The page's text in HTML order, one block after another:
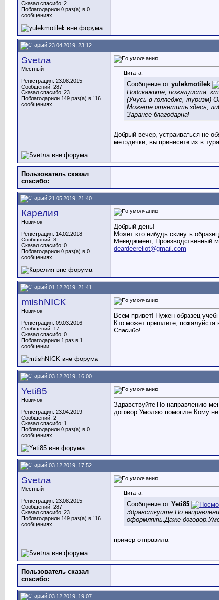
Сказал спасибо: 2
Поблагодарили 0 раз(а) в 0
сообщениях
23.04.2019, 23:12
Svetла
Местный
Регистрация: 23.08.2015
Сообщений: 287
Сказал спасибо: 23
Поблагодарили 149 раз(а) в 116
сообщениях
Цитата:
Сообщение от yulekmotilek
Подскажите, пожалуйста,
(Учусь в колледже, туризм)
Можете ответить здесь,
Заранее благодарна!
Добрый вечер, устраиваться не
методички, вы принесете их в
Пользователь сказал
cпасибо:
21.05.2019, 21:40
Карелия
Новичок
Регистрация: 14.02.2018
Сообщений: 3
Сказал спасибо: 0
Поблагодарили 0 раз(а) в 0
сообщениях
Добрый день!
Может кто нибудь скинуть
Менеджмент, Производственный
deardeereliot@gmail.com
01.12.2019, 21:41
mtishNICK
Новичок
Регистрация: 09.03.2016
Сообщений: 17
Сказал спасибо: 0
Поблагодарили 1 раз в 1
сообщении
Всем привет! Нужен образец
Кто может пришлите, пожалуйста
Спасибо!
03.12.2019, 16:00
Yeti85
Новичок
Регистрация: 23.04.2019
Сообщений: 2
Сказал спасибо: 1
Поблагодарили 0 раз(а) в 0
сообщениях
Здравствуйте.По направлению
договор.Умоляю помогите.Кому
03.12.2019, 17:52
Svetла
Местный
Регистрация: 23.08.2015
Сообщений: 287
Сказал спасибо: 23
Поблагодарили 149 раз(а) в 116
сообщениях
Цитата:
Сообщение от Yeti85
Здравствуйте.По
оформлять.Даже
пример отправила
Пользователь сказал
cпасибо:
03.12.2019, 19:07